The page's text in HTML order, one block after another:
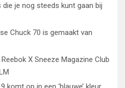
je nog steeds kunt gaan bij
Chuck 70 is gemaakt van
X Sneeze Magazine Club